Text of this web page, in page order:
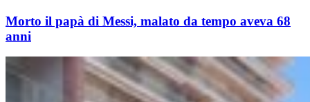
Morto il papà di Messi, malato da tempo aveva 68
anni